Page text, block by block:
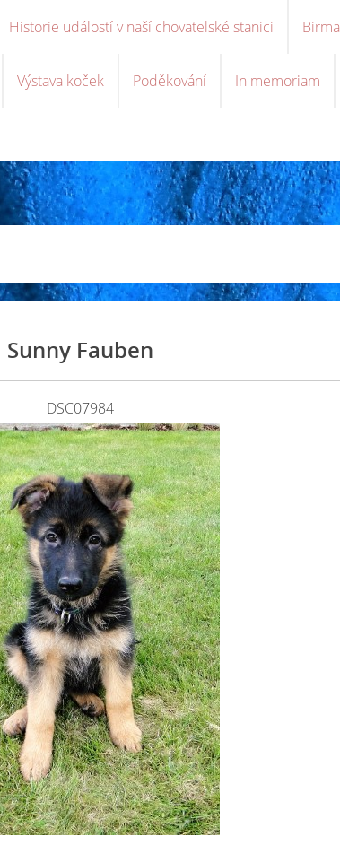
Historie událostí v naší chovatelské stanici Birma
Výstava koček Poděkování In memoriam
Sunny Fauben
DSC07984